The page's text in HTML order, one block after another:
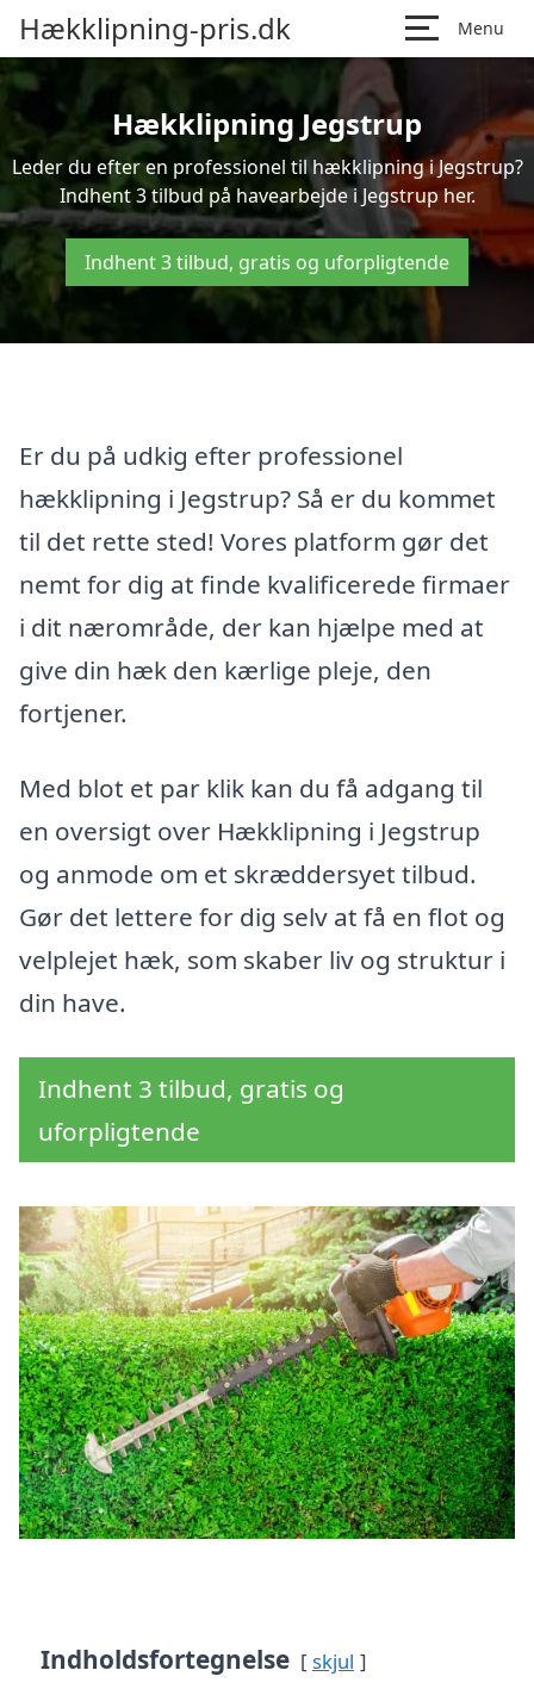
Hækklipning-pris.dk Menu
Hækklipning Jegstrup
Leder du efter en professionel til hækklipning i Jegstrup?
Indhent 3 tilbud på havearbejde i Jegstrup her.
Indhent 3 tilbud, gratis og uforpligtende
Er du på udkig efter professionel
hækklipning i Jegstrup? Så er du kommet
til det rette sted! Vores platform gør det
nemt for dig at finde kvalificerede firmaer
i dit nærområde, der kan hjælpe med at
give din hæk den kærlige pleje, den
fortjener.
Med blot et par klik kan du få adgang til
en oversigt over Hækklipning i Jegstrup
og anmode om et skræddersyet tilbud.
Gør det lettere for dig selv at få en flot og
velplejet hæk, som skaber liv og struktur i
din have.
Indhent 3 tilbud, gratis og
uforpligtende
Indholdsfortegnelse skjul